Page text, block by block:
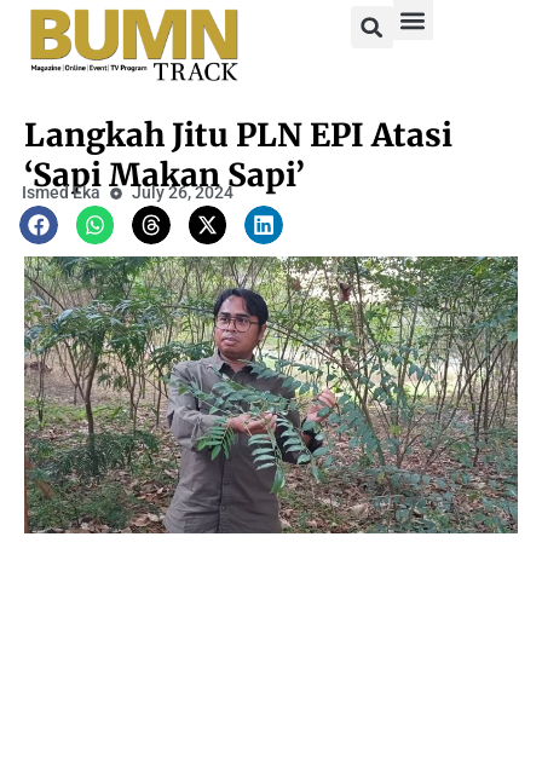
Langkah Jitu PLN EPI Atasi
‘Sapi Makan Sapi’
Ismed Eka July 26, 2024